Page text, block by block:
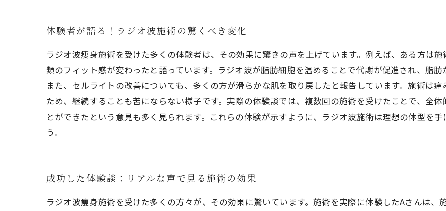
体験者が語る！ラジオ波施術の驚くべき変化
ラジオ波痩身施術を受けた多くの体験者は、その効果に驚きの声を上げています。例えば、ある方は
類のフィット感が変わったと語っています。ラジオ波が脂肪細胞を温めることで代謝が促進され、脂肪
また、セルライトの改善についても、多くの方が滑らかな肌を取り戻したと報告しています。施術は
ため、継続することも苦にならない様子です。実際の体験談では、複数回の施術を受けたことで、全
とができたという意見も多く見られます。これらの体験が示すように、ラジオ波施術は理想の体型を
う。
成功した体験談：リアルな声で見る施術の効果
ラジオ波痩身施術を受けた多くの方々が、その効果に驚いています。施術を実際に体験したAさんは、